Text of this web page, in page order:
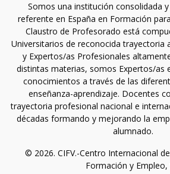
Somos una institución consolidada
referente en España en Formación
Claustro de Profesorado está
Universitarios de reconocida trayectoria
y Expertos/as Profesionales
distintas materias, somos Expertos/as
conocimientos a través de las
enseñanza-aprendizaje. Docentes
trayectoria profesional nacional e
décadas formando y mejorando la
alumnado.
© 2026. CIFV.-Centro Internacional
Formación y Empleo,